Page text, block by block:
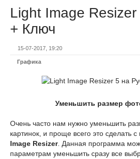
Light Image
+ Ключ
15-07-2017, 19:20
Графика
Уменьшить размер
Очень часто нам нужно уменьшить
картинок, и проще всего это сделать
Image Resizer. Данная программа
параметрам уменьшить сразу все